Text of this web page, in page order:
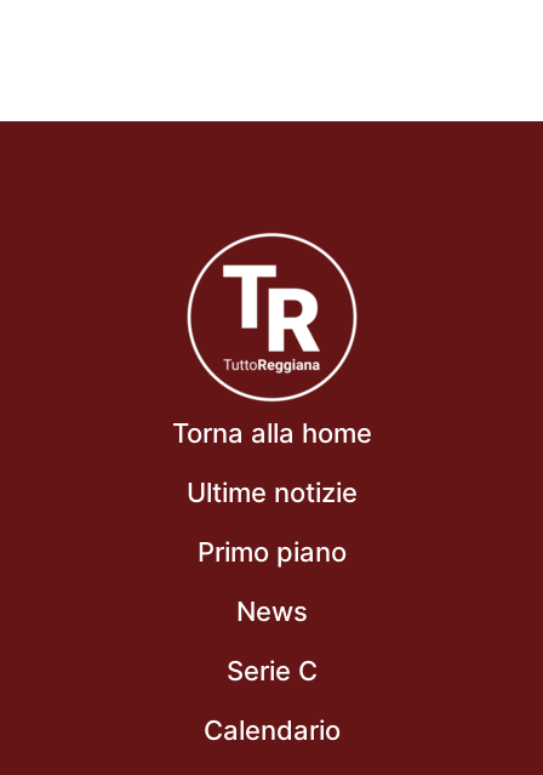
Torna alla home
Ultime notizie
Primo piano
News
Serie C
Calendario